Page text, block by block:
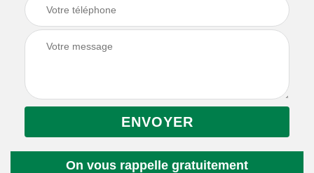
On vous rappelle gratuitement